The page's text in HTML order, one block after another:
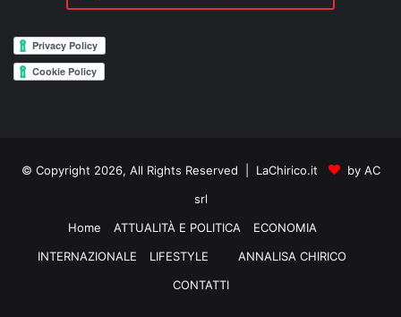
© Copyright 2026, All Rights Reserved | LaChirico.it
by AC
srl
Home
ATTUALITÀ E POLITICA
ECONOMIA
INTERNAZIONALE
LIFESTYLE
ANNALISA CHIRICO
CONTATTI